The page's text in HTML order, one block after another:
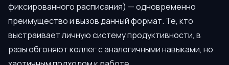
фиксированного расписания) — одновременно
преимущество и вызов данный формат. Те, кто
выстраивает личную систему продуктивности, в
разы обгоняют коллег с аналогичными навыками, но